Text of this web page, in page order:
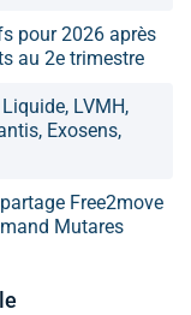
pour 2026 après
au 2e trimestre
LVMH,
Exosens,
Free2move
Mutares